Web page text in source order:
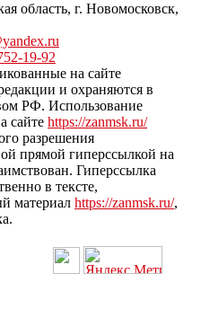
область, г. Новомосковск,
19-92
на сайте
и охраняются в
РФ. Использование
сайте https://zanmsk.ru/
разрешения
прямой гиперссылкой на
Гиперссылка
в тексте,
материал https://zanmsk.ru/,